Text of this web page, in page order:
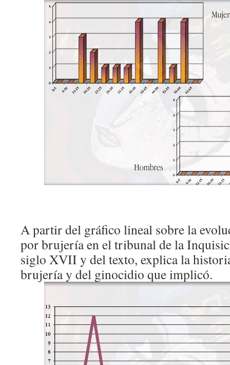
A partir del gráfico lineal sobre la
por brujería en el tribunal de la
siglo XVII y del texto, explica la
brujería y del ginocidio que implicó.